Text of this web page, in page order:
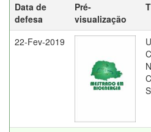
Data de
defesa
Pré-
visualização
22-Fev-2019